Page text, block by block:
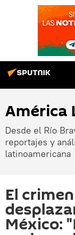
América
Desde el Río
reportajes y
latinoamericana
El
México: